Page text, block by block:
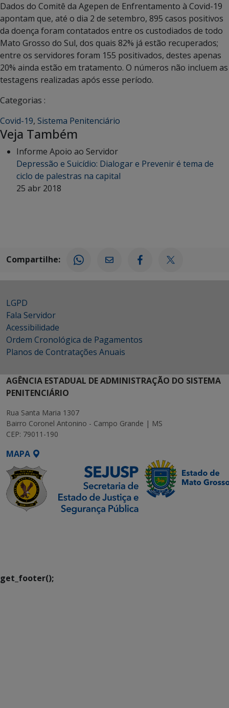
Dados do Comitê da Agepen de Enfrentamento à Covid-19
apontam que, até o dia 2 de setembro, 895 casos positivos
da doença foram contatados entre os custodiados de todo
Mato Grosso do Sul, dos quais 82% já estão recuperados;
entre os servidores foram 155 positivados, destes apenas
20% ainda estão em tratamento. O números não incluem as
testagens realizadas após esse período.
Categorias :
Covid-19, Sistema Penitenciário
Veja Também
Informe Apoio ao Servidor
Depressão e Suicídio: Dialogar e Prevenir é tema de
ciclo de palestras na capital
25 abr 2018
Compartilhe:
LGPD
Fala Servidor
Acessibilidade
Ordem Cronológica de Pagamentos
Planos de Contratações Anuais
AGÊNCIA ESTADUAL DE ADMINISTRAÇÃO DO SISTEMA
PENITENCIÁRIO
Rua Santa Maria 1307
Bairro Coronel Antonino - Campo Grande | MS
CEP: 79011-190
MAPA
get_footer();